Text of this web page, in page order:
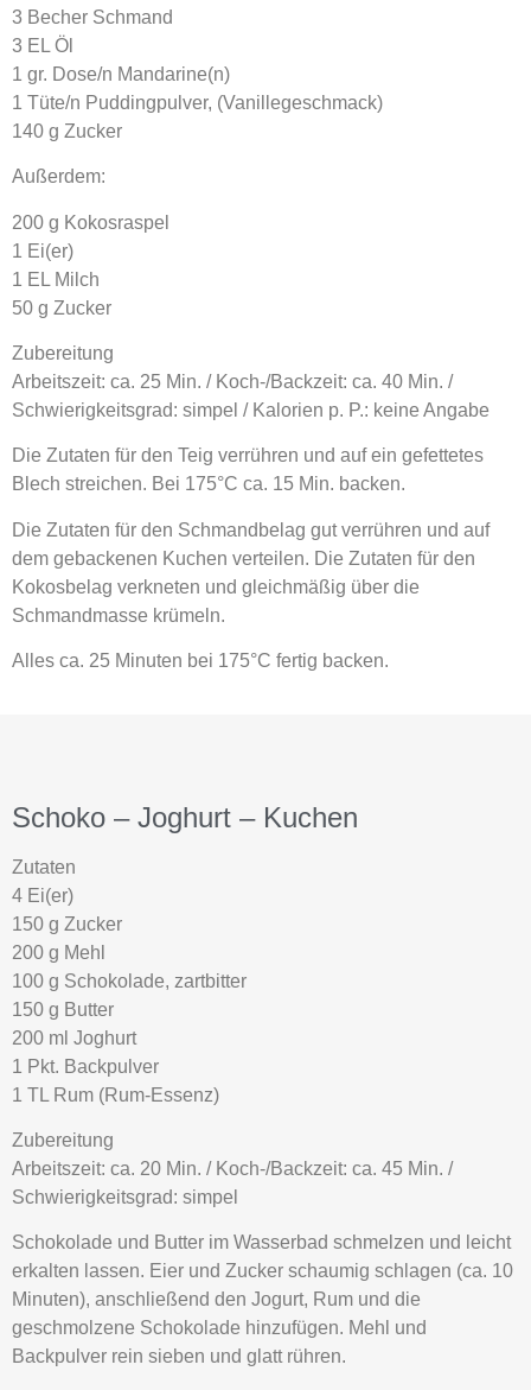
3 Becher Schmand
3 EL Öl
1 gr. Dose/n Mandarine(n)
1 Tüte/n Puddingpulver, (Vanillegeschmack)
140 g Zucker
Außerdem:
200 g Kokosraspel
1 Ei(er)
1 EL Milch
50 g Zucker
Zubereitung
Arbeitszeit: ca. 25 Min. / Koch-/Backzeit: ca. 40 Min. /
Schwierigkeitsgrad: simpel / Kalorien p. P.: keine Angabe
Die Zutaten für den Teig verrühren und auf ein gefettetes
Blech streichen. Bei 175°C ca. 15 Min. backen.
Die Zutaten für den Schmandbelag gut verrühren und auf
dem gebackenen Kuchen verteilen. Die Zutaten für den
Kokosbelag verkneten und gleichmäßig über die
Schmandmasse krümeln.
Alles ca. 25 Minuten bei 175°C fertig backen.
Schoko – Joghurt – Kuchen
Zutaten
4 Ei(er)
150 g Zucker
200 g Mehl
100 g Schokolade, zartbitter
150 g Butter
200 ml Joghurt
1 Pkt. Backpulver
1 TL Rum (Rum-Essenz)
Zubereitung
Arbeitszeit: ca. 20 Min. / Koch-/Backzeit: ca. 45 Min. /
Schwierigkeitsgrad: simpel
Schokolade und Butter im Wasserbad schmelzen und leicht
erkalten lassen. Eier und Zucker schaumig schlagen (ca. 10
Minuten), anschließend den Jogurt, Rum und die
geschmolzene Schokolade hinzufügen. Mehl und
Backpulver rein sieben und glatt rühren.